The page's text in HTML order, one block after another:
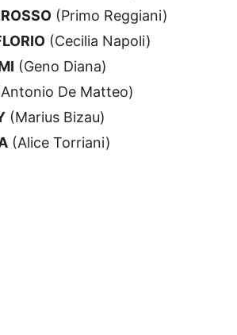
(Primo Reggiani)
(Cecilia Napoli)
(Geno Diana)
De Matteo)
(Marius Bizau)
(Alice Torriani)